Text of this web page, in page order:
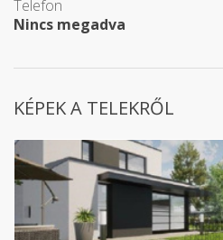
Telefon
Nincs megadva
KÉPEK A TELEKRŐL